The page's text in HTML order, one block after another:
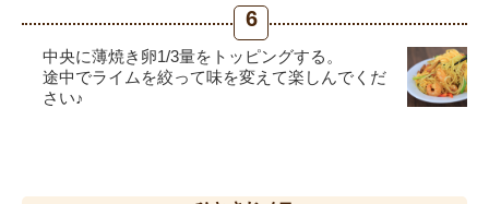
6
中央に薄焼き卵1/3量をトッピングする。
途中でライムを絞って味を変えて楽しんでくだ
さい♪